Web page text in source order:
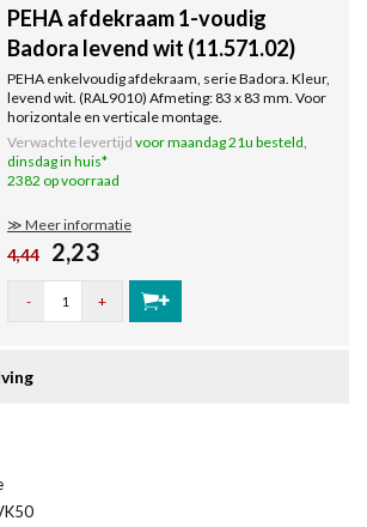
PEHA afdekraam 1-voudig
Badora levend wit (11.571.02)
PEHA enkelvoudig afdekraam, serie Badora. Kleur,
levend wit. (RAL9010) Afmeting: 83 x 83 mm. Voor
horizontale en verticale montage.
Verwachte levertijd voor maandag 21u besteld,
dinsdag in huis*
2382 op voorraad
≫ Meer informatie
4,44 2,23
- +